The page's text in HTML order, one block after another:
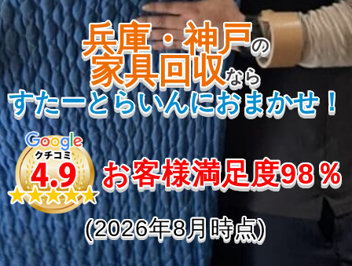
兵庫・神戸の
家具回収なら
すたーとらいんにおまかせ！
お客様満足度98％
(2026年8月時点)